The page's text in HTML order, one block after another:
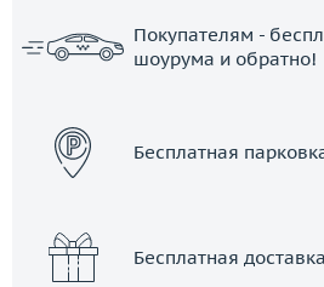
Покупателям -
шоурума и обратно!
Бесплатная
Бесплатная